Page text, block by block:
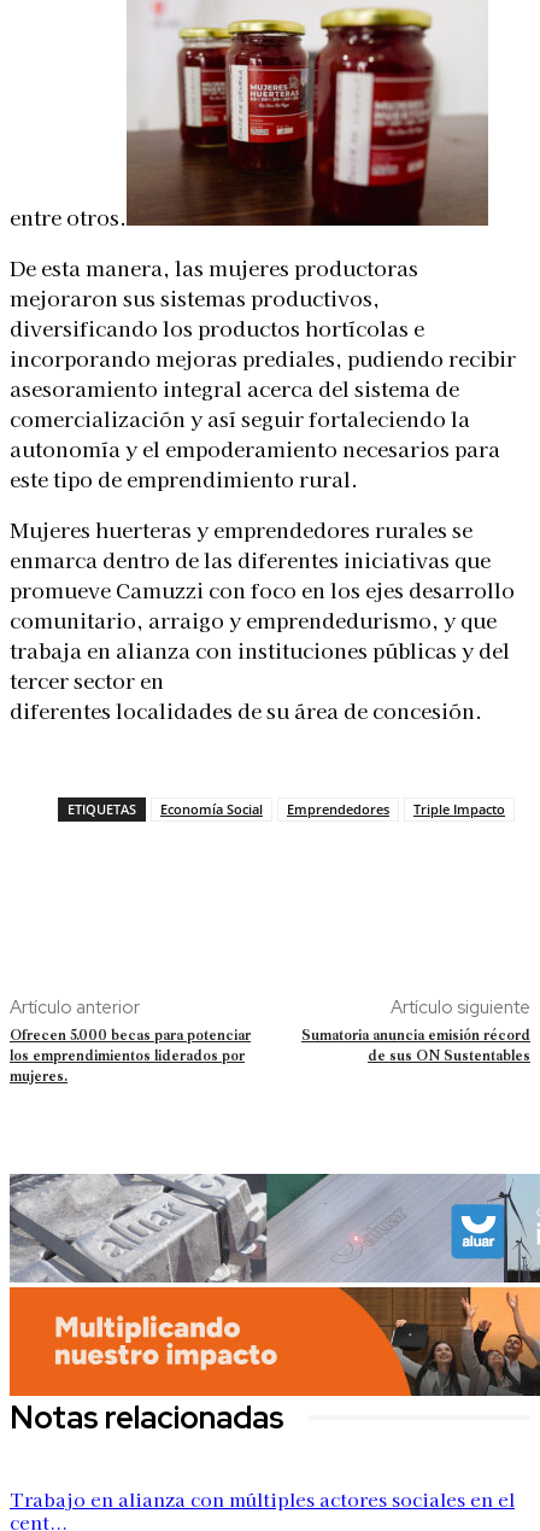
entre otros.
De esta manera, las mujeres productoras
mejoraron sus sistemas productivos,
diversificando los productos hortícolas e
incorporando mejoras prediales, pudiendo recibir
asesoramiento integral acerca del sistema de
comercialización y así seguir fortaleciendo la
autonomía y el empoderamiento necesarios para
este tipo de emprendimiento rural.
Mujeres huerteras y emprendedores rurales se
enmarca dentro de las diferentes iniciativas que
promueve Camuzzi con foco en los ejes desarrollo
comunitario, arraigo y emprendedurismo, y que
trabaja en alianza con instituciones públicas y del
tercer sector en
diferentes localidades de su área de concesión.
ETIQUETAS Economía Social Emprendedores Triple Impacto
Artículo anterior
Ofrecen 5.000 becas para potenciar
los emprendimientos liderados por
mujeres.
Artículo siguiente
Sumatoria anuncia emisión récord
de sus ON Sustentables
Notas relacionadas
Trabajo en alianza con múltiples actores sociales en el
cent...